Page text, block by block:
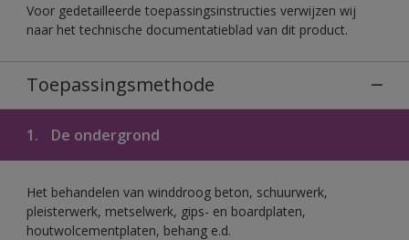
Voor gedetailleerde toepassingsinstructies verwijzen wij
naar het technische documentatieblad van dit product.
Toepassingsmethode
1. De ondergrond
Het behandelen van winddroog beton, schuurwerk,
pleisterwerk, metselwerk, gips- en boardplaten,
houtwolcementplaten, behang e.d.